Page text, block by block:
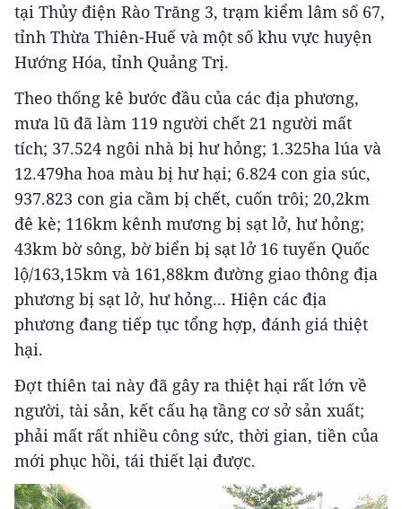
tại Thủy điện Rào Trăng 3, trạm kiểm lâm số 67,
tỉnh Thừa Thiên-Huế và một số khu vực huyện
Hướng Hóa, tỉnh Quảng Trị.
Theo thống kê bước đầu của các địa phương,
mưa lũ đã làm 119 người chết 21 người mất
tích; 37.524 ngôi nhà bị hư hỏng; 1.325ha lúa và
12.479ha hoa màu bị hư hại; 6.824 con gia súc,
937.823 con gia cầm bị chết, cuốn trôi; 20,2km
đê kè; 116km kênh mương bị sạt lở, hư hỏng;
43km bờ sông, bờ biển bị sạt lở 16 tuyến Quốc
lộ/163,15km và 161,88km đường giao thông địa
phương bị sạt lở, hư hỏng... Hiện các địa
phương đang tiếp tục tổng hợp, đánh giá thiệt
hại.
Đợt thiên tai này đã gây ra thiệt hại rất lớn về
người, tài sản, kết cấu hạ tầng cơ sở sản xuất;
phải mất rất nhiều công sức, thời gian, tiền của
mới phục hồi, tái thiết lại được.